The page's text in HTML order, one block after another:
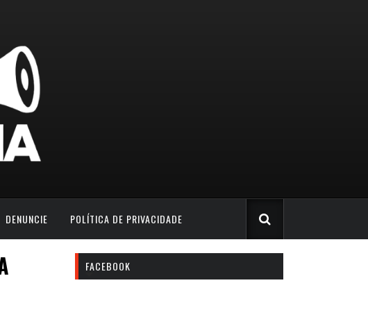
DENUNCIE POLÍTICA DE PRIVACIDADE
FACEBOOK